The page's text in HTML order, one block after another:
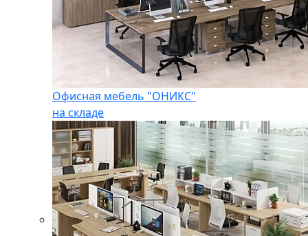
Офисная мебель "ОНИКС"
на складе